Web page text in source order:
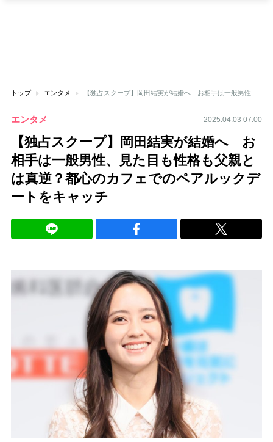
トップ エンタメ
エンタメ 2025.04.03 07:00
【独占スクープ】岡田結実が結婚へ お
相手は一般男性、見た目も性格も父親と
は真逆？都心のカフェでのペアルックデ
ートをキャッチ